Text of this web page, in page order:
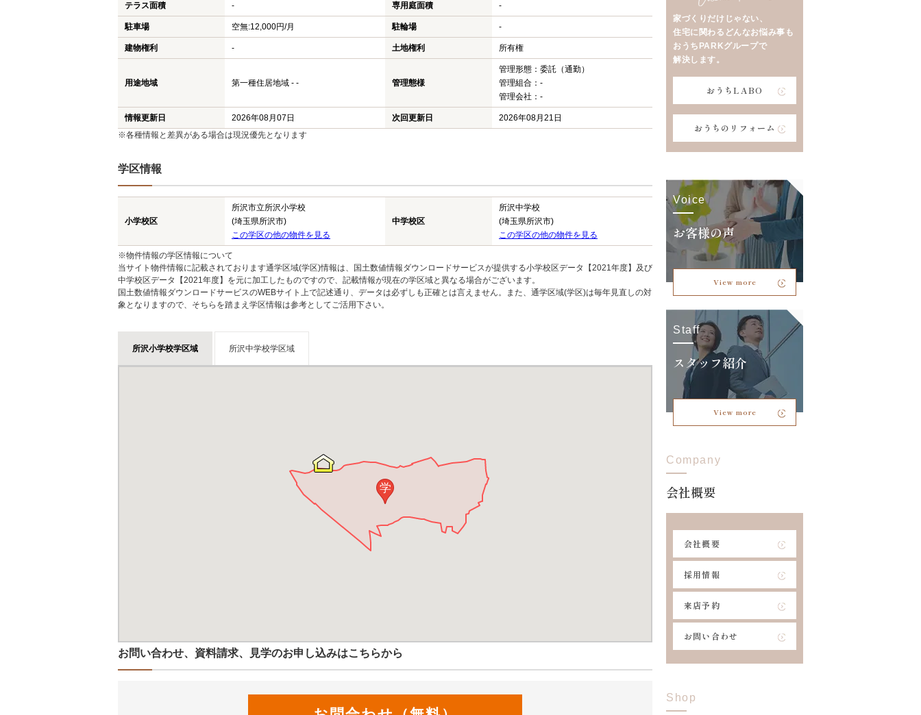
テラス面積 - 専用庭面積 -
駐車場 空無:12,000円/月 駐輪場 -
建物権利 - 土地権利 所有権
用途地域 第一種住居地域 - - 管理態様
管理形態：委託（通勤）
管理組合：-
管理会社：-
情報更新日 2026年08月07日 次回更新日
2026年08月21日
※各種情報と差異がある場合は現況優先となります
学区情報
小学校区
所沢市立所沢小学校
(埼玉県所沢市)
この学区の他の物件を見る
中学校区
所沢中学校
(埼玉県所沢市)
この学区の他の物件を見る
※物件情報の学区情報について
当サイト物件情報に記載されております通学区域(学区)情報は、国土数値情報ダウンロードサービスが提供する小学校区データ【2021年度】及び
中学校区データ【2021年度】を元に加工したものですので、記載情報が現在の学区域と異なる場合がございます。
国土数値情報ダウンロードサービスのWEBサイト上で記述通り、データは必ずしも正確とは言えません。また、通学区域(学区)は毎年見直しの対
象となりますので、そちらを踏まえ学区情報は参考としてご活用下さい。
所沢小学校学区域 所沢中学校学区域
学
お問い合わせ、資料請求、見学のお申し込みはこちらから
家づくりだけじゃない、
住宅に関わるどんなお悩み事も
おうちPARKグループで
解決します。
おうちLABO
おうちのリフォーム
Voice
お客様の声
View more
Staff
スタッフ紹介
View more
Company
会社概要
会社概要
採用情報
来店予約
お問い合わせ
Shop